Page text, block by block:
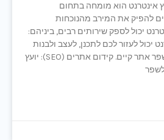
הוא מומחה בתחום
את המירב מהנוכחות
לספק שירותים רבים, ביניהם:
לעזור לכם לתכנן, לעצב ולבנות
אתר אינטרנט חדש או לשפר אתר קיים. קידום אתרים (SEO): יועץ